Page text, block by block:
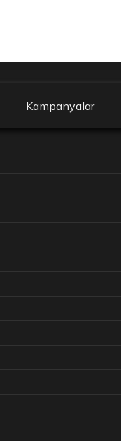
Kampanyalar